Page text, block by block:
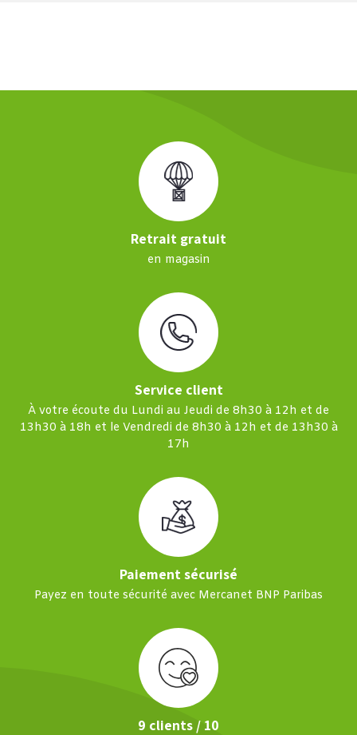
Retrait gratuit
en magasin
Service client
À votre écoute du Lundi au Jeudi de 8h30 à 12h et de
13h30 à 18h et le Vendredi de 8h30 à 12h et de 13h30 à
17h
Paiement sécurisé
Payez en toute sécurité avec Mercanet BNP Paribas
9 clients / 10